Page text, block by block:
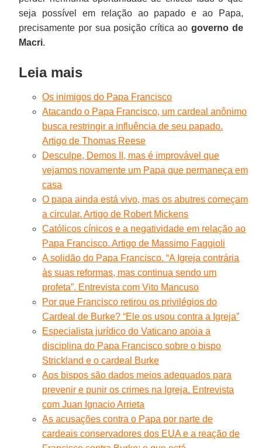
seja possível em relação ao papado e ao Papa,
precisamente por sua posição crítica ao governo de
Macri.
Leia mais
Os inimigos do Papa Francisco
Atacando o Papa Francisco, um cardeal anônimo
busca restringir a influência de seu papado.
Artigo de Thomas Reese
Desculpe, Demos II, mas é improvável que
vejamos novamente um Papa que permaneça em
casa
O papa ainda está vivo, mas os abutres começam
a circular. Artigo de Robert Mickens
Católicos cínicos e a negatividade em relação ao
Papa Francisco. Artigo de Massimo Faggioli
A solidão do Papa Francisco. “A Igreja contrária
às suas reformas, mas continua sendo um
profeta”. Entrevista com Vito Mancuso
Por que Francisco retirou os privilégios do
Cardeal de Burke? “Ele os usou contra a Igreja”
Especialista jurídico do Vaticano apoia a
disciplina do Papa Francisco sobre o bispo
Strickland e o cardeal Burke
Aos bispos são dados meios adequados para
prevenir e punir os crimes na Igreja. Entrevista
com Juan Ignacio Arrieta
As acusações contra o Papa por parte de
cardeais conservadores dos EUA e a reação de